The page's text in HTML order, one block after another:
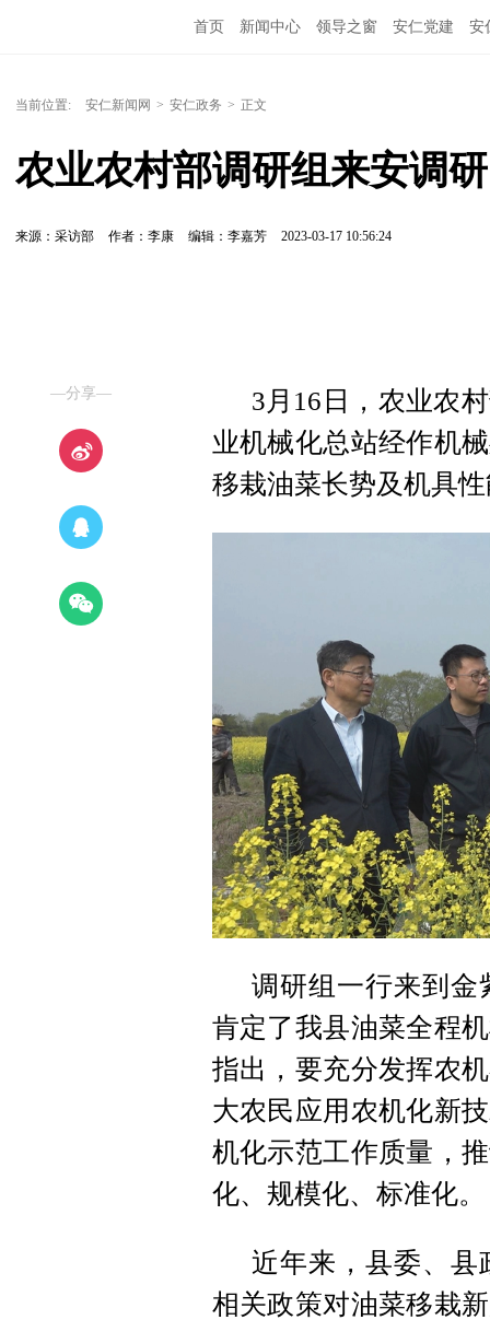
首页 新闻中心 领导之窗 安仁党建 安
当前位置: 安仁新闻网 > 安仁政务 > 正文
农业农村部调研组来安调研
来源：采访部 作者：李康 编辑：李嘉芳 2023-03-17 10:56:24
—分享—
3月16日，农业农
业机械化总站经作机
移栽油菜长势及机具
调研组一行来到金
肯定了我县油菜全程
指出，要充分发挥农
大农民应用农机化新
机化示范工作质量，
化、规模化、标准化。
近年来，县委、县
相关政策对油菜移栽